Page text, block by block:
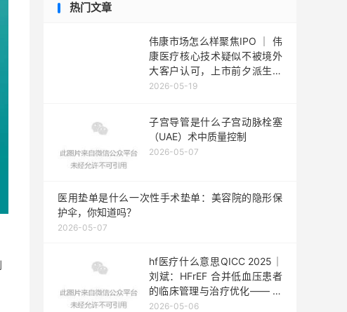
热门文章
伟康市场怎么样聚焦IPO ｜ 伟
康医疗核心技术疑似不被境外
大客户认可，上市前夕派生分
立公司剥离资产存疑
2026-05-19
子宫导管是什么子宫动脉栓塞
（UAE）术中质量控制
2026-05-07
医用垫单是什么一次性手术垫单：美容院的隐形保
护伞，你知道吗？
2026-05-07
hf医疗什么意思QICC 2025｜
刘斌：HFrEF 合并低血压患者
的临床管理与治疗优化—— 解
读 2025 ESC-HFA 临床共识声
2026-05-06